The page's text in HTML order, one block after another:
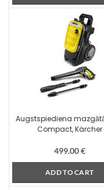
Augstspiediena
Compact, Kärcher
499.00€
ADD TO CART